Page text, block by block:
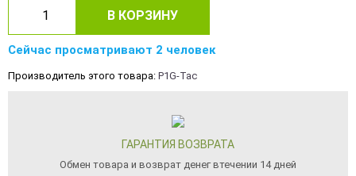
В КОРЗИНУ
Сейчас просматривают 2 человек
Производитель этого товара: P1G-Tac
ГАРАНТИЯ ВОЗВРАТА
Обмен товара и возврат денег втечении 14 дней